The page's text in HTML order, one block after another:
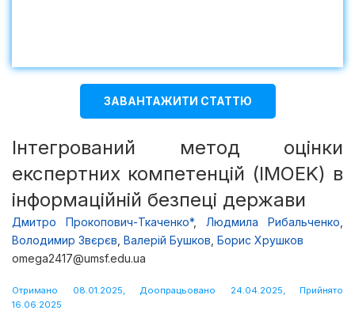
ЗАВАНТАЖИТИ СТАТТЮ
Інтегрований метод оцінки
експертних компетенцій (IMOEK) в
інформаційній безпеці держави
Дмитро Прокопович-Ткаченко*, Людмила Рибальченко
Володимир Звєрєв Валерій Бушков Борис Хрушков
omega2417@umsf.edu.ua
Отримано 08.01.2025, Доопрацьовано 24.04.2025, Прийнято
16.06.2025